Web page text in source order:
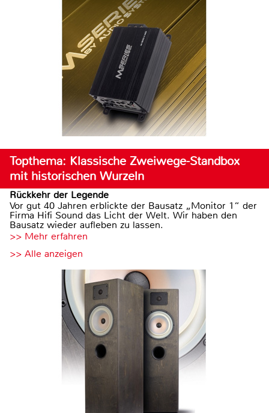
Topthema: Klassische Zweiwege-Standbox
mit historischen Wurzeln
Rückkehr der Legende
Vor gut 40 Jahren erblickte der Bausatz „Monitor 1“ der
Firma Hifi Sound das Licht der Welt. Wir haben den
Bausatz wieder aufleben zu lassen.
>> Mehr erfahren
>> Alle anzeigen